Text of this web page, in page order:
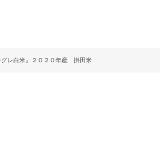
グレ白米』２０２０年産 掛田米